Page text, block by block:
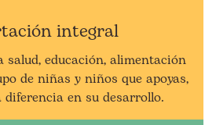
integral
salud, educación, alimentación
de niñas y niños que apoyas,
en su desarrollo.